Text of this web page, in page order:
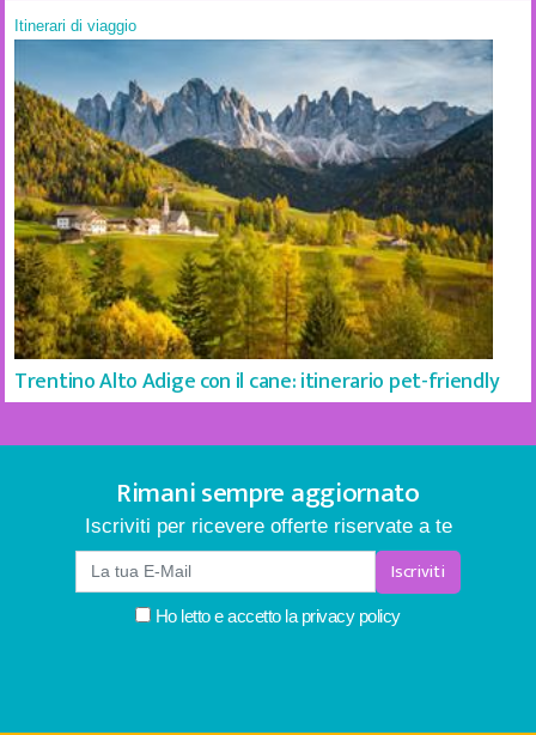
Itinerari di viaggio
Trentino Alto Adige con il cane: itinerario pet-friendly
Rimani sempre aggiornato
Iscriviti per ricevere offerte riservate a te
Iscriviti
Ho letto e accetto la privacy policy